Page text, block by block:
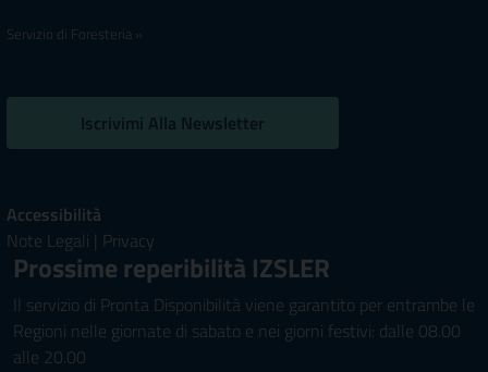
Servizio di Foresteria »
Iscrivimi Alla Newsletter
Accessibilità
Note Legali | Privacy
Prossime reperibilità IZSLER
Il servizio di Pronta Disponibilità viene garantito per entrambe le
Regioni nelle giornate di sabato e nei giorni festivi: dalle 08.00
alle 20.00